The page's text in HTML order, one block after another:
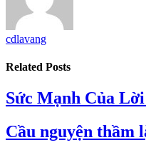
cdlavang
Related Posts
Sức Mạnh Của
Cầu nguyện thầm